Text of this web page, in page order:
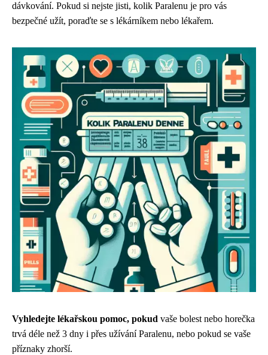
dávkování. Pokud si nejste jisti, kolik Paralenu je pro vás
bezpečné užít, poraďte se s lékárníkem nebo lékařem.
Vyhledejte lékařskou pomoc, pokud vaše bolest nebo horečka
trvá déle než 3 dny i přes užívání Paralenu, nebo pokud se vaše
příznaky zhorší.